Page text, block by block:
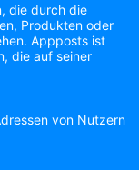
die durch die
Produkten oder
Appposts ist
die auf seiner
von Nutzern